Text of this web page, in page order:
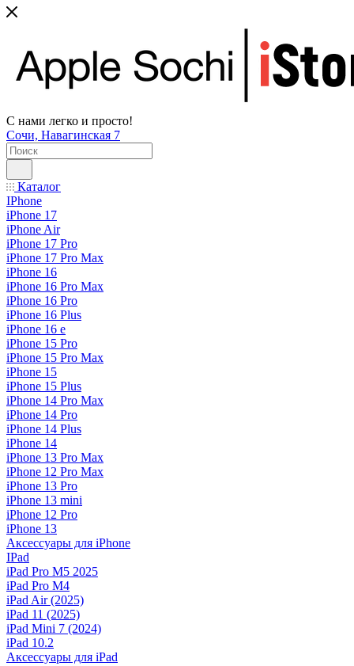
С нами легко и просто!
Сочи, Навагинская 7
Каталог
IPhone
iPhone 17
iPhone Air
iPhone 17 Pro
iPhone 17 Pro Max
iPhone 16
iPhone 16 Pro Max
iPhone 16 Pro
iPhone 16 Plus
iPhone 16 e
iPhone 15 Pro
iPhone 15 Pro Max
iPhone 15
iPhone 15 Plus
iPhone 14 Pro Max
iPhone 14 Pro
iPhone 14 Plus
iPhone 14
iPhone 13 Pro Max
iPhone 12 Pro Max
iPhone 13 Pro
iPhone 13 mini
iPhone 12 Pro
iPhone 13
Аксессуары для iPhone
IPad
iPad Pro M5 2025
iPad Pro M4
iPad Air (2025)
iPad 11 (2025)
iPad Mini 7 (2024)
iPad 10.2
Аксессуары для iPad